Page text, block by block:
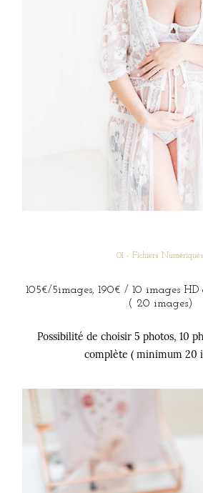
01 - Fichiers Numériques
105€/5images, 190€ / 10 images
( 20 images)
Possibilité de choisir 5 photos, 10
complète ( minimum 20